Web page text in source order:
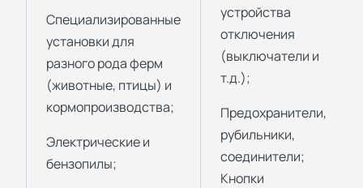
Специализированные
установки для
разного рода ферм
(животные, птицы) и
кормопроизводства;
Электрические и
бензопилы;
устройства
отключения
(выключатели и
т.д.);
Предохранители,
рубильники,
соединители;
Кнопки